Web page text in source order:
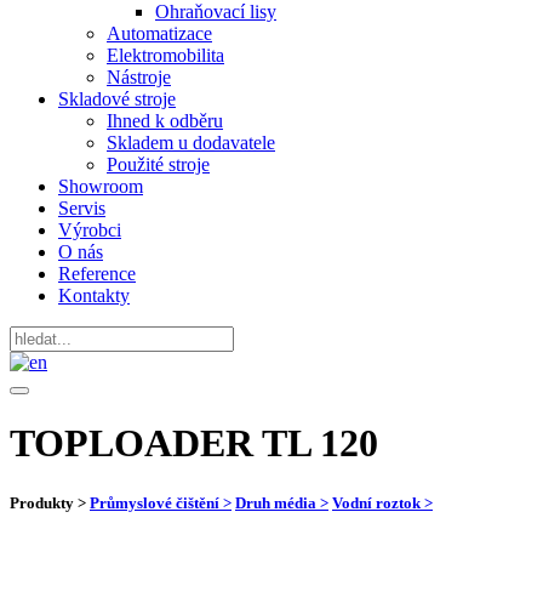
Ohraňovací lisy
Automatizace
Elektromobilita
Nástroje
Skladové stroje
Ihned k odběru
Skladem u dodavatele
Použité stroje
Showroom
Servis
Výrobci
O nás
Reference
Kontakty
TOPLOADER TL 120
Produkty > Průmyslové čištění > Druh média > Vodní roztok >